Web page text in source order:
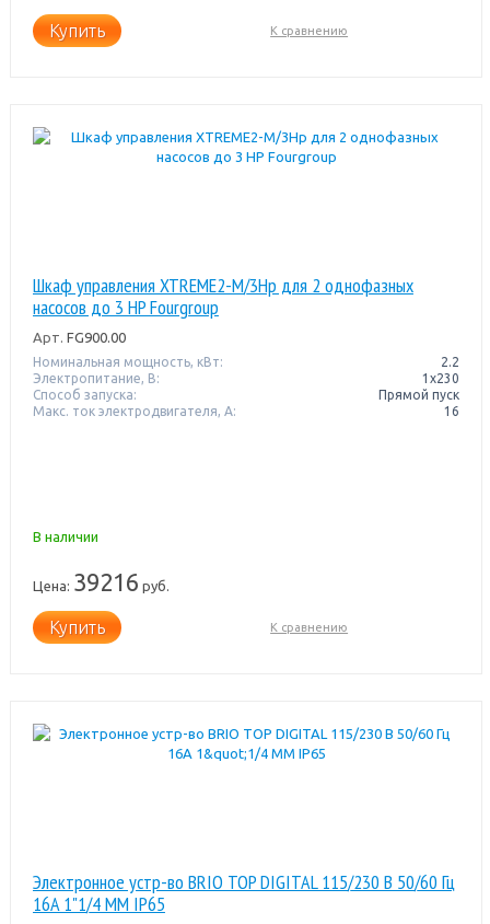
Купить К сравнению
Шкаф управления XTREME2-M/3Hp для 2 однофазных
насосов до 3 HP Fourgroup
Арт. FG900.00
Номинальная мощность, кВт:
2.2
Электропитание, В:
1х230
Способ запуска:
Прямой пуск
Макс. ток электродвигателя, А:
16
В наличии
Цена: 39216 руб.
Купить К сравнению
Электронное устр-во BRIO TOP DIGITAL 115/230 В 50/60 Гц
16A 1"1/4 MM IP65